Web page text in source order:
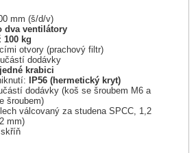
mm (š/d/v)
dva ventilátory
100 kg
otvory (prachový filtr)
dodávky
krabici
IP56 (hermetický kryt)
dodávky (koš se šroubem M6 a
šroubem)
válcovaný za studena SPCC, 1,2
mm)